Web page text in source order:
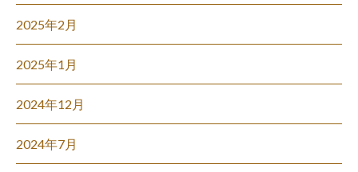
2025年2月
2025年1月
2024年12月
2024年7月